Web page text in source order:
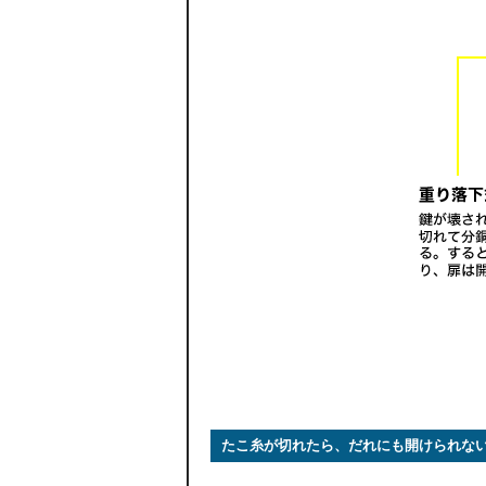
たこ糸が切れたら、だれにも開けられな